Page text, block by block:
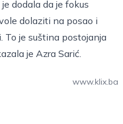
dodala da je fokus
dolaziti na posao i
To je suština postojanja
je Azra Sarić.
www.klix.ba